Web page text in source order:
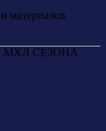
материалов
МХЛ СЕЗОНА